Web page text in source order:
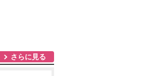
さらに見る